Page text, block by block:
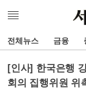
메
열
기
전체뉴스 금융
[인사] 한국은행
회의 집행위원 위